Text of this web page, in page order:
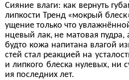
Сияние влаги: как вернуть
липкости Тренд «мокрый
ущение только что
нцевый лак, не матовая пудра,
будто кожа напитана влагой
стей стал реакцией на
и липкого блеска нулевых, ни
ия последних лет.